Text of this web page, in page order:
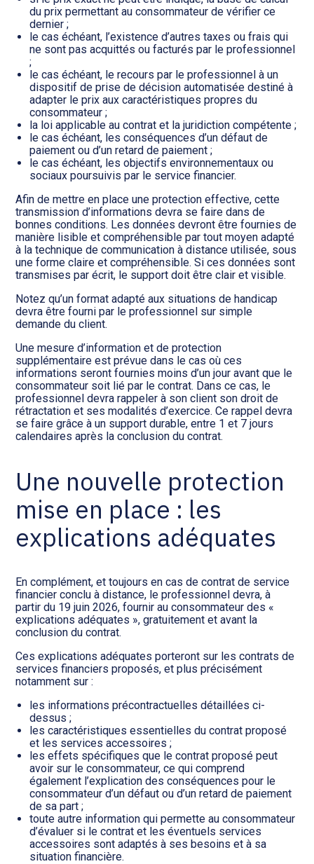
du prix permettant au consommateur de vérifier ce
dernier ;
le cas échéant, l’existence d’autres taxes ou frais qui
ne sont pas acquittés ou facturés par le professionnel
;
le cas échéant, le recours par le professionnel à un
dispositif de prise de décision automatisée destiné à
adapter le prix aux caractéristiques propres du
consommateur ;
la loi applicable au contrat et la juridiction compétente ;
le cas échéant, les conséquences d’un défaut de
paiement ou d’un retard de paiement ;
le cas échéant, les objectifs environnementaux ou
sociaux poursuivis par le service financier.
Afin de mettre en place une protection effective, cette
transmission d’informations devra se faire dans de
bonnes conditions. Les données devront être fournies de
manière lisible et compréhensible par tout moyen adapté
à la technique de communication à distance utilisée, sous
une forme claire et compréhensible. Si ces données sont
transmises par écrit, le support doit être clair et visible.
Notez qu’un format adapté aux situations de handicap
devra être fourni par le professionnel sur simple
demande du client.
Une mesure d’information et de protection
supplémentaire est prévue dans le cas où ces
informations seront fournies moins d’un jour avant que le
consommateur soit lié par le contrat. Dans ce cas, le
professionnel devra rappeler à son client son droit de
rétractation et ses modalités d’exercice. Ce rappel devra
se faire grâce à un support durable, entre 1 et 7 jours
calendaires après la conclusion du contrat.
Une nouvelle protection
mise en place : les
explications adéquates
En complément, et toujours en cas de contrat de service
financier conclu à distance, le professionnel devra, à
partir du 19 juin 2026, fournir au consommateur des «
explications adéquates », gratuitement et avant la
conclusion du contrat.
Ces explications adéquates porteront sur les contrats de
services financiers proposés, et plus précisément
notamment sur :
les informations précontractuelles détaillées ci-
dessus ;
les caractéristiques essentielles du contrat proposé
et les services accessoires ;
les effets spécifiques que le contrat proposé peut
avoir sur le consommateur, ce qui comprend
également l’explication des conséquences pour le
consommateur d’un défaut ou d’un retard de paiement
de sa part ;
toute autre information qui permette au consommateur
d’évaluer si le contrat et les éventuels services
accessoires sont adaptés à ses besoins et à sa
situation financière.